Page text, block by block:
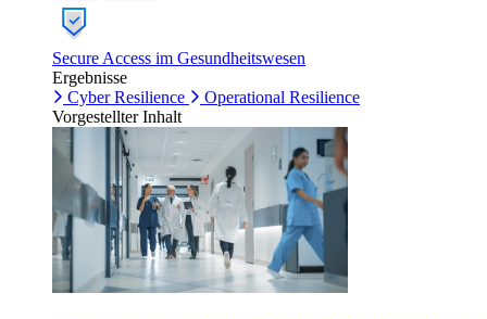
Secure Access im Gesundheitswesen
Ergebnisse
Cyber Resilience
Operational Resilience
Vorgestellter Inhalt